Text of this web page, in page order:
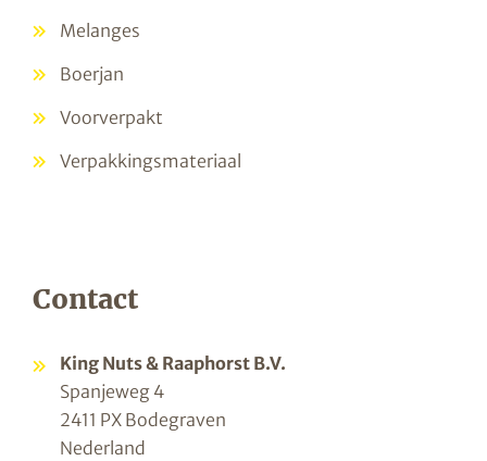
Melanges
Boerjan
Voorverpakt
Verpakkingsmateriaal
Contact
King Nuts & Raaphorst B.V.
Spanjeweg 4
2411 PX Bodegraven
Nederland